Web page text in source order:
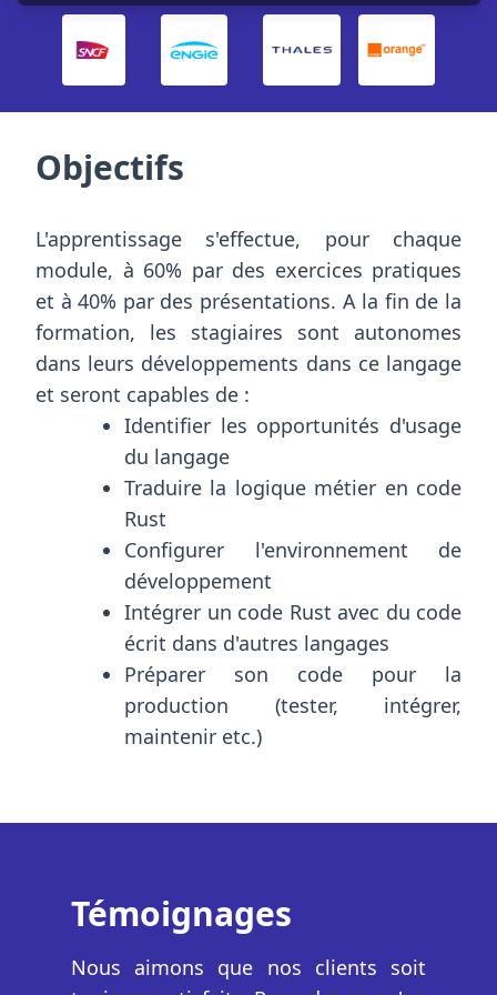
Objectifs
L'apprentissage s'effectue, pour chaque
module, à 60% par des exercices pratiques
et à 40% par des présentations. A la fin de la
formation, les stagiaires sont autonomes
dans leurs développements dans ce langage
et seront capables de :
Identifier les opportunités d'usage
du langage
Traduire la logique métier en code
Rust
Configurer l'environnement de
développement
Intégrer un code Rust avec du code
écrit dans d'autres langages
Préparer son code pour la
production (tester, intégrer,
maintenir etc.)
Témoignages
Nous aimons que nos clients soit